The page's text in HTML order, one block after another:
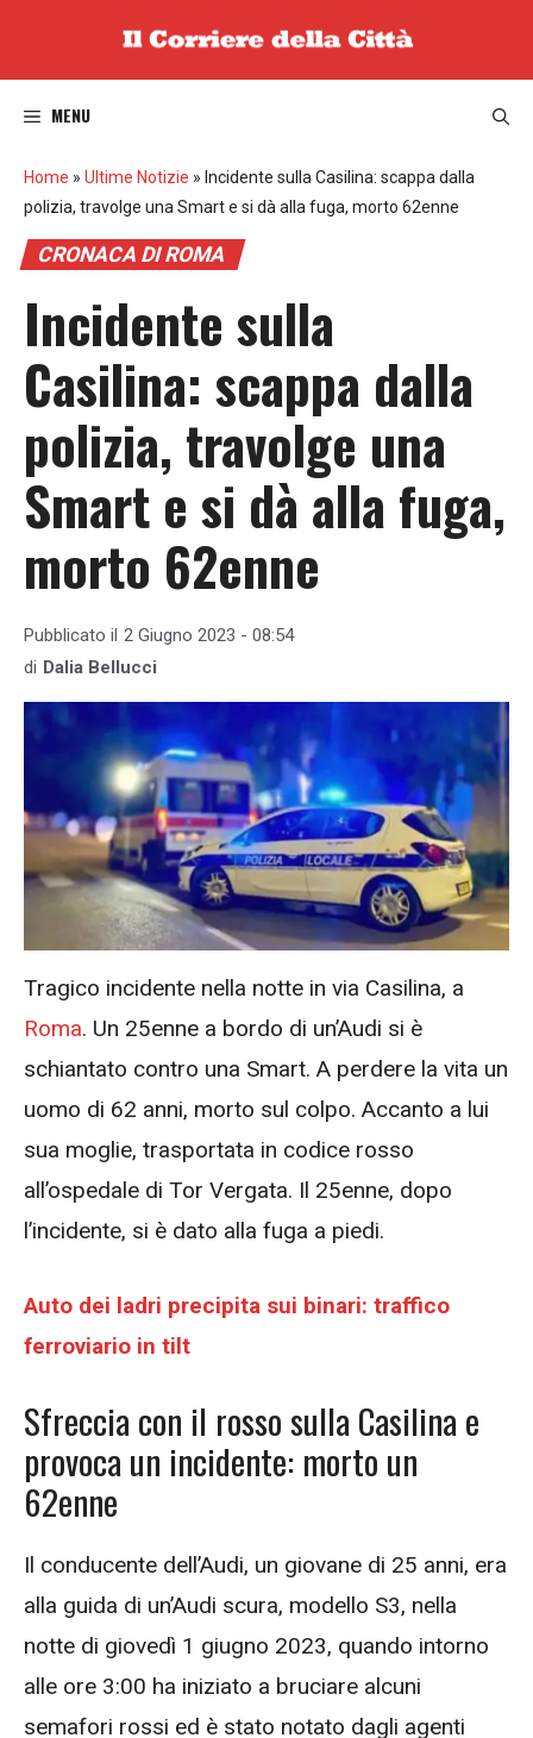
MENU
Home » Ultime Notizie » Incidente sulla Casilina: scappa dalla
polizia, travolge una Smart e si dà alla fuga, morto 62enne
CRONACA DI ROMA
Incidente sulla
Casilina: scappa dalla
polizia, travolge una
Smart e si dà alla fuga,
morto 62enne
Pubblicato il 2 Giugno 2023 - 08:54
di Dalia Bellucci
Tragico incidente nella notte in via Casilina, a
Roma. Un 25enne a bordo di un’Audi si è
schiantato contro una Smart. A perdere la vita un
uomo di 62 anni, morto sul colpo. Accanto a lui
sua moglie, trasportata in codice rosso
all’ospedale di Tor Vergata. Il 25enne, dopo
l’incidente, si è dato alla fuga a piedi.
Auto dei ladri precipita sui binari: traffico
ferroviario in tilt
Sfreccia con il rosso sulla Casilina e
provoca un incidente: morto un
62enne
Il conducente dell’Audi, un giovane di 25 anni, era
alla guida di un’Audi scura, modello S3, nella
notte di giovedì 1 giugno 2023, quando intorno
alle ore 3:00 ha iniziato a bruciare alcuni
semafori rossi ed è stato notato dagli agenti